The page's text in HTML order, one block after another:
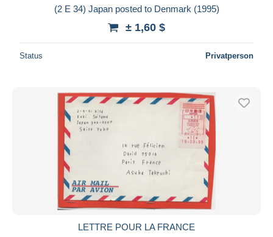
(2 E 34) Japan posted to Denmark (1995)
± 1,60 $
Status Privatperson
LETTRE POUR LA FRANCE